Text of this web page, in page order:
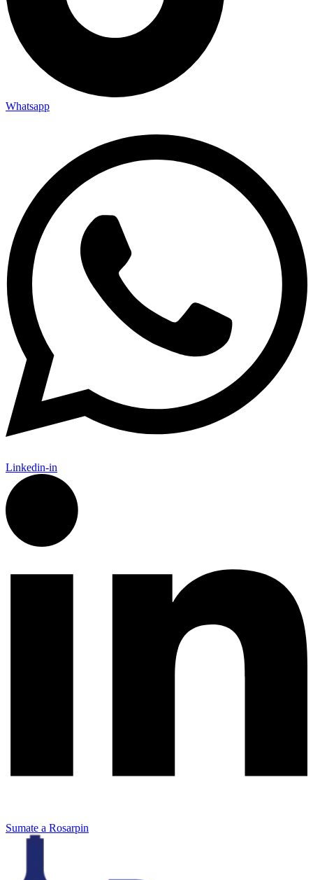
Whatsapp
Linkedin-in
Sumate a Rosarpin